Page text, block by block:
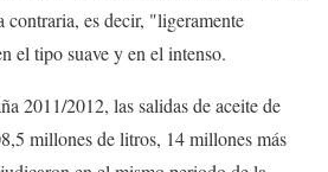
contraria, es decir, "ligeramente
el tipo suave y en el intenso.
2011/2012, las salidas de aceite de
millones de litros, 14 millones más